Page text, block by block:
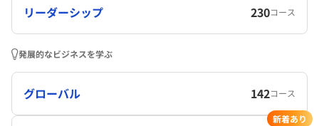
リーダーシップ 230コース
発展的なビジネスを学ぶ
グローバル 142コース
新着あり